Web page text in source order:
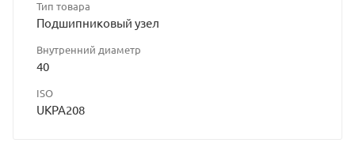
Тип товара
Подшипниковый узел
Внутренний диаметр
40
ISO
UKPA208